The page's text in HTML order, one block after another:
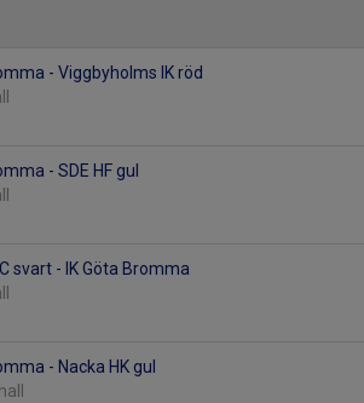
- Viggbyholms IK röd
- SDE HF gul
svart - IK Göta Bromma
- Nacka HK gul